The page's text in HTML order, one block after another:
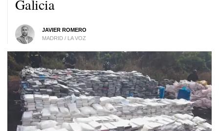
Galicia
JAVIER ROMERO
MADRID / LA VOZ